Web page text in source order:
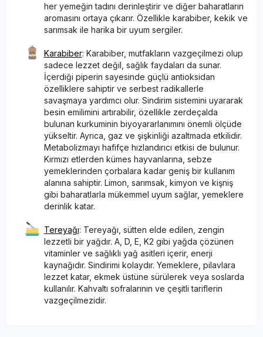
her yemeğin tadını derinleştirir ve diğer baharatların
aromasını ortaya çıkarır. Özellikle karabiber, kekik ve
sarımsak ile harika bir uyum sergiler.
Karabiber: Karabiber, mutfakların vazgeçilmezi olup
sadece lezzet değil, sağlık faydaları da sunar.
İçerdiği piperin sayesinde güçlü antioksidan
özelliklere sahiptir ve serbest radikallerle
savaşmaya yardımcı olur. Sindirim sistemini uyararak
besin emilimini artırabilir, özellikle zerdeçalda
bulunan kurkuminin biyoyararlanımını önemli ölçüde
yükseltir. Ayrıca, gaz ve şişkinliği azaltmada etkilidir.
Metabolizmayı hafifçe hızlandırıcı etkisi de bulunur.
Kırmızı etlerden kümes hayvanlarına, sebze
yemeklerinden çorbalara kadar geniş bir kullanım
alanına sahiptir. Limon, sarımsak, kimyon ve kişniş
gibi baharatlarla mükemmel uyum sağlar, yemeklere
derinlik katar.
Tereyağı: Tereyağı, sütten elde edilen, zengin
lezzetli bir yağdır. A, D, E, K2 gibi yağda çözünen
vitaminler ve sağlıklı yağ asitleri içerir, enerji
kaynağıdır. Sindirimi kolaydır. Yemeklere, pilavlara
lezzet katar, ekmek üstüne sürülerek veya soslarda
kullanılır. Kahvaltı sofralarının ve çeşitli tariflerin
vazgeçilmezidir.